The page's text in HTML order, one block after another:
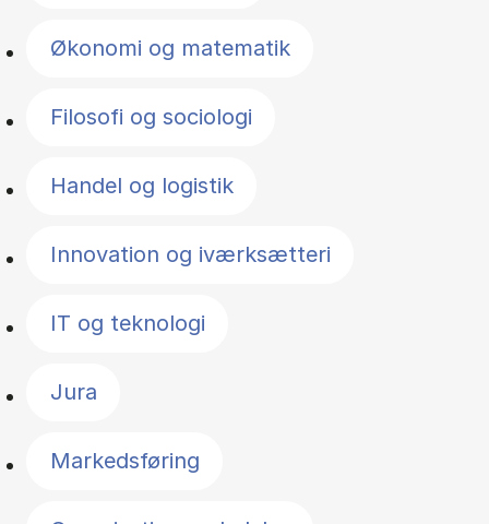
Økonomi og matematik
Filosofi og sociologi
Handel og logistik
Innovation og iværksætteri
IT og teknologi
Jura
Markedsføring